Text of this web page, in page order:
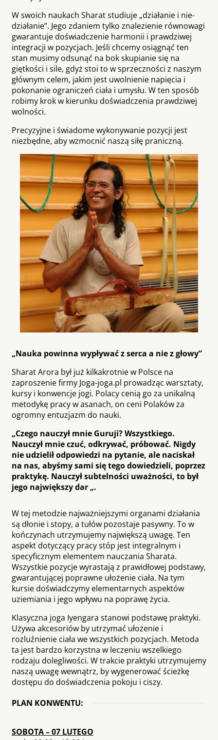
W swoich naukach Sharat studiuje „działanie i nie-
działanie”. Jego zdaniem tylko znalezienie równowagi
gwarantuje doświadczenie harmonii i prawdziwej
integracji w pozycjach. Jeśli chcemy osiągnąć ten
stan musimy odsunąć na bok skupianie się na
giętkości i sile, gdyż stoi to w sprzeczności z naszym
głównym celem, jakim jest uwolnienie napięcia i
pokonanie ograniczeń ciała i umysłu. W ten sposób
robimy krok w kierunku doświadczenia prawdziwej
wolności.
Precyzyjne i świadome wykonywanie pozycji jest
niezbędne, aby wzmocnić naszą siłę praniczną.
„Nauka powinna wypływać z serca a nie z głowy”
Sharat Arora był już kilkakrotnie w Polsce na
zaproszenie firmy Joga-joga.pl prowadząc warsztaty,
kursy i konwencje jogi. Polacy cenią go za unikalną
metodykę pracy w asanach, on ceni Polaków za
ogromny entuzjazm do nauki.
„Czego nauczył mnie Guruji? Wszystkiego.
Nauczył mnie czuć, odkrywać, próbować. Nigdy
nie udzielił odpowiedzi na pytanie, ale naciskał
na nas, abyśmy sami się tego dowiedzieli, poprzez
praktykę. Nauczył subtelności uważności, to był
jego największy dar „.
W tej metodzie najważniejszymi organami działania
są dłonie i stopy, a tułów pozostaje pasywny. To w
kończynach utrzymujemy największą uwagę. Ten
aspekt dotyczący pracy stóp jest integralnym i
specyficznym elementem nauczania Sharata.
Wszystkie pozycje wyrastają z prawidłowej podstawy,
gwarantującej poprawne ułożenie ciała. Na tym
kursie doświadczymy elementarnych aspektów
uziemiania i jego wpływu na poprawę życia.
Klasyczna joga Iyengara stanowi podstawę praktyki.
Używa akcesoriów by utrzymać ułożenie i
rozluźnienie ciała we wszystkich pozycjach. Metoda
ta jest bardzo korzystna w leczeniu wszelkiego
rodzaju dolegliwości. W trakcie praktyki utrzymujemy
naszą uwagę wewnątrz, by wygenerować ścieżkę
dostępu do doświadczenia pokoju i ciszy.
PLAN KONWENTU:
SOBOTA – 07 LUTEGO